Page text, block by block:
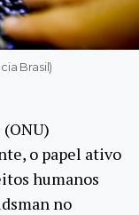
Brasil)
o papel ativo
humanos
no